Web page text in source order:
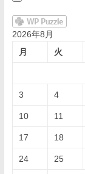
2026年8月
月
火
3 4
10 11
17 18
24 25